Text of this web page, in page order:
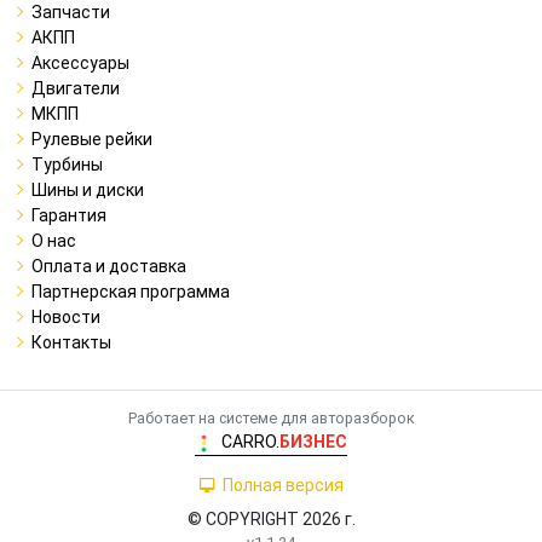
Запчасти
АКПП
Аксессуары
Двигатели
МКПП
Рулевые рейки
Турбины
Шины и диски
Гарантия
О нас
Оплата и доставка
Партнерская программа
Новости
Контакты
Работает на системе для авторазборок
CARRO. БИЗНЕС
Полная версия
© COPYRIGHT 2026 г.